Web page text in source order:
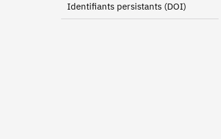
Identifiants persistants (DOI)